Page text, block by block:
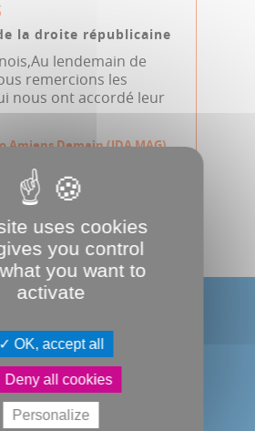
la droite républicaine
lendemain de
remercions les
nous ont accordé leur
Demain (JDA MAG)
uses cookies
you control
you want to
activate
OK, accept all
Deny all cookies
Personalize